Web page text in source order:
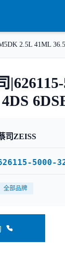
2.5L 41ML
司ZEISS
5000-
全部品牌